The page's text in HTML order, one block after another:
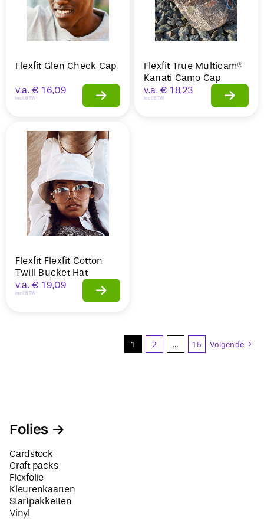
Flexfit Glen Check Cap
v.a. € 16,09
Incl. BTW
Flexfit True Multicam®
Kanati Camo Cap
v.a. € 18,23
Incl. BTW
Flexfit Flexfit Cotton
Twill Bucket Hat
v.a. € 19,09
Incl. BTW
1 2 … 15 Volgende
Folies
Cardstock
Craft packs
Flexfolie
Kleurenkaarten
Startpakketten
Vinyl